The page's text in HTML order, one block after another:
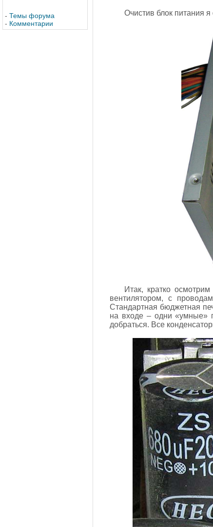
- Темы форума
- Комментарии
Очистив блок питания
Итак, кратко
вентилятором, с
Стандартная бюджетная
на входе – одни
добраться. Все